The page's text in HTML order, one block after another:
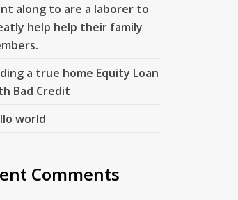
along to are a laborer to
help help their family
a true home Equity Loan
Bad Credit
world
Comments